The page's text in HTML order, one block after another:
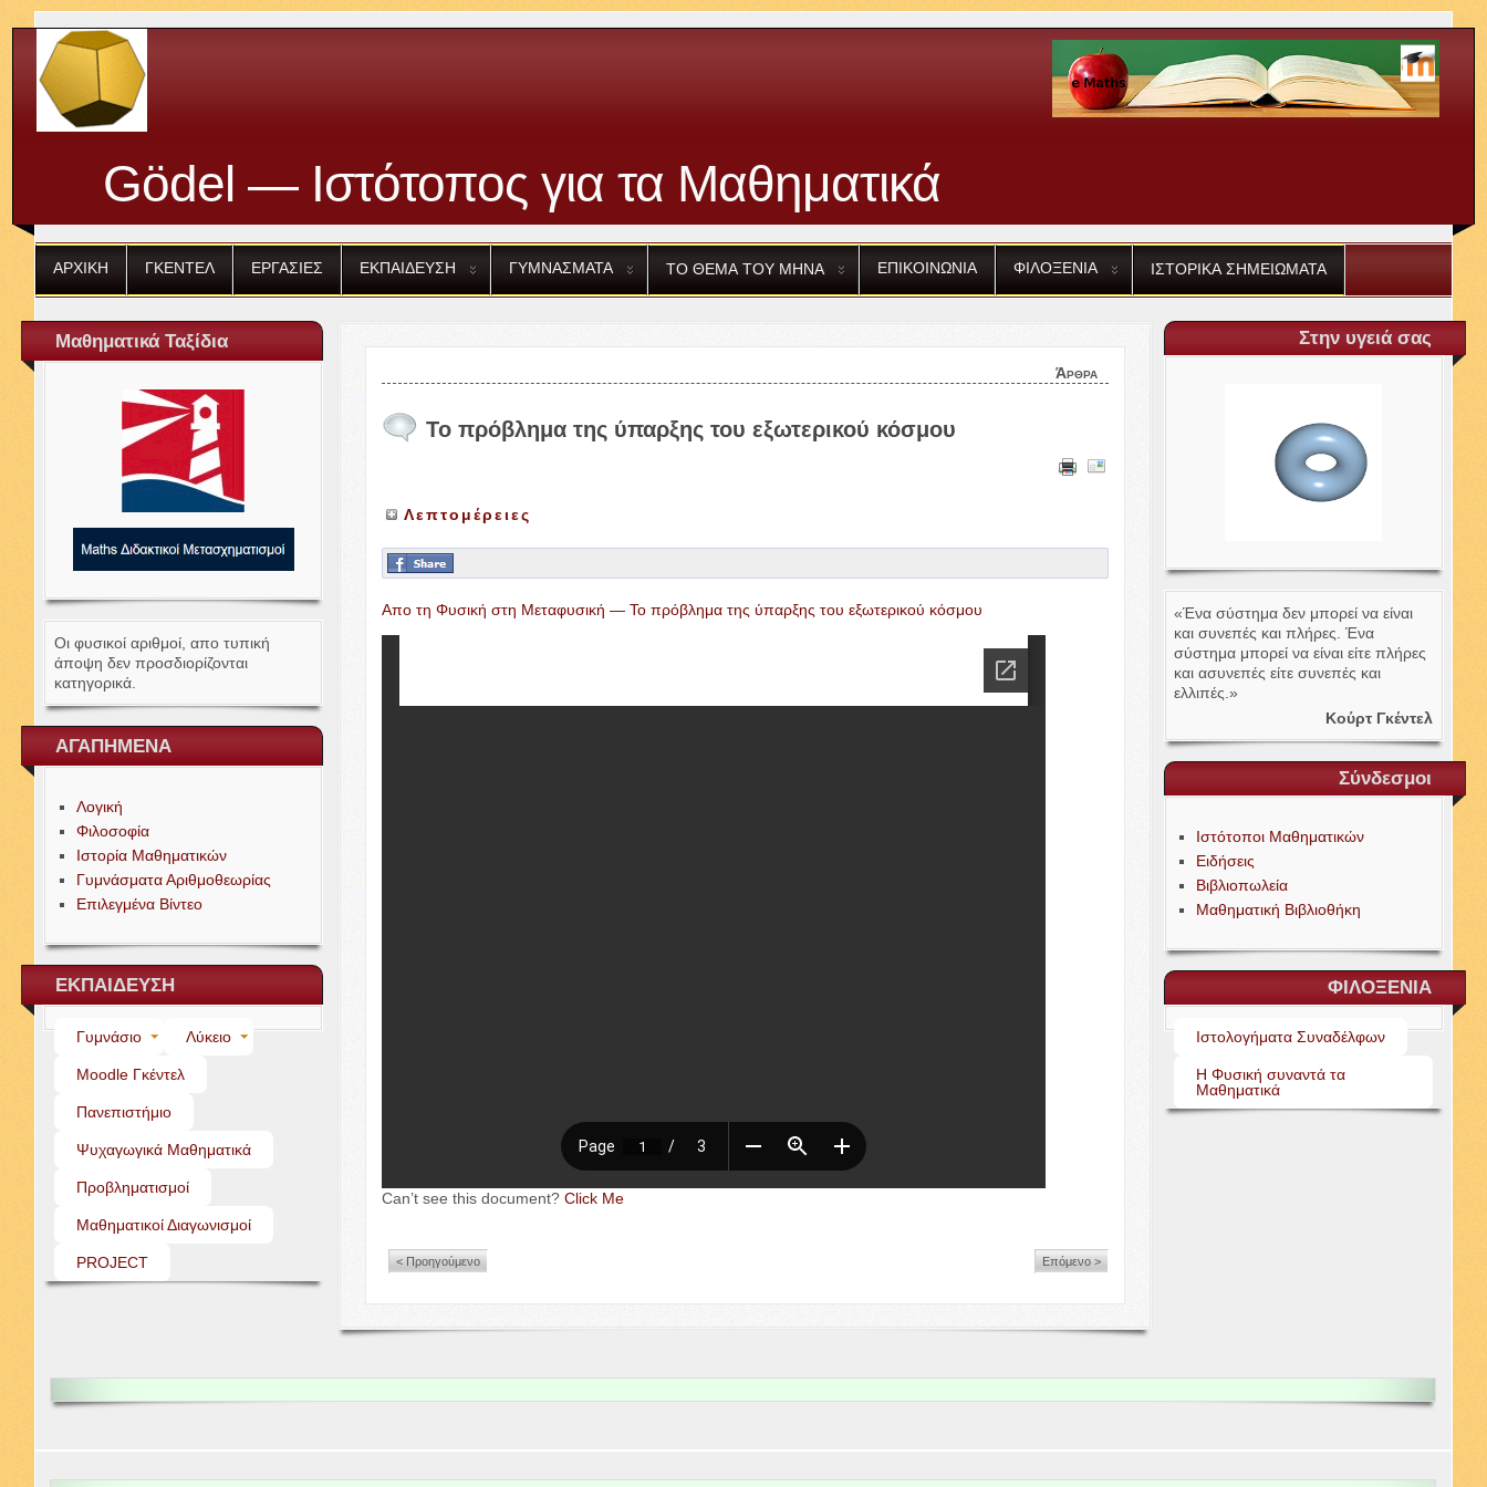
Gödel — Ιστότοπος για τα Μαθηματικά
ΑΡΧΙΚΗ ΓΚΕΝΤΕΛ ΕΡΓΑΣΙΕΣ ΕΚΠΑΙΔΕΥΣΗ ΓΥΜΝΑΣΜΑΤΑ ΤΟ ΘΕΜΑ ΤΟΥ ΜΗΝΑ ΕΠΙΚΟΙΝΩΝΙΑ ΦΙΛΟΞΕΝΙΑ ΙΣΤΟΡΙΚΑ ΣΗΜΕΙΩΜΑΤΑ
Μαθηματικά Ταξίδια
Οι φυσικοί αριθμοί, απο τυπική
άποψη δεν προσδιορίζονται
κατηγορικά.
ΑΓΑΠΗΜΕΝΑ
Λογική
Φιλοσοφία
Ιστορία Μαθηματικών
Γυμνάσματα Αριθμοθεωρίας
Επιλεγμένα Βίντεο
ΕΚΠΑΙΔΕΥΣΗ
Γυμνάσιο Λύκειο
Moo­dle Γκέντελ
Πανεπιστήμιο
Ψυχαγωγικά Μαθηματικά
Προβληματισμοί
Μαθηματικοί Διαγωνισμοί
PROJECT
Άρθρα
Το πρόβλημα της ύπαρξης του εξωτερικού κόσμου
Λεπτομέρειες
Απο τη Φυσική στη Μεταφυσική — Το πρόβλημα της ύπαρξης του εξωτερικού κόσμου
Can’t see this doc­u­ment? Click Me
< Προηγούμενο Επόμενο >
Στην υγειά σας
«Ένα σύστημα δεν μπορεί να είναι
και συνεπές και πλήρες. Ένα
σύστημα μπορεί να είναι είτε πλήρες
και ασυνεπές είτε συνεπές και
ελλιπές.»
Κούρτ Γκέντελ
Σύνδεσμοι
Ιστότοποι Μαθηματικών
Ειδήσεις
Βιβλιοπωλεία
Μαθηματική Βιβλιοθήκη
ΦΙΛΟΞΕΝΙΑ
Ιστολογήματα Συναδέλφων
Η Φυσική συναντά τα
Μαθηματικά